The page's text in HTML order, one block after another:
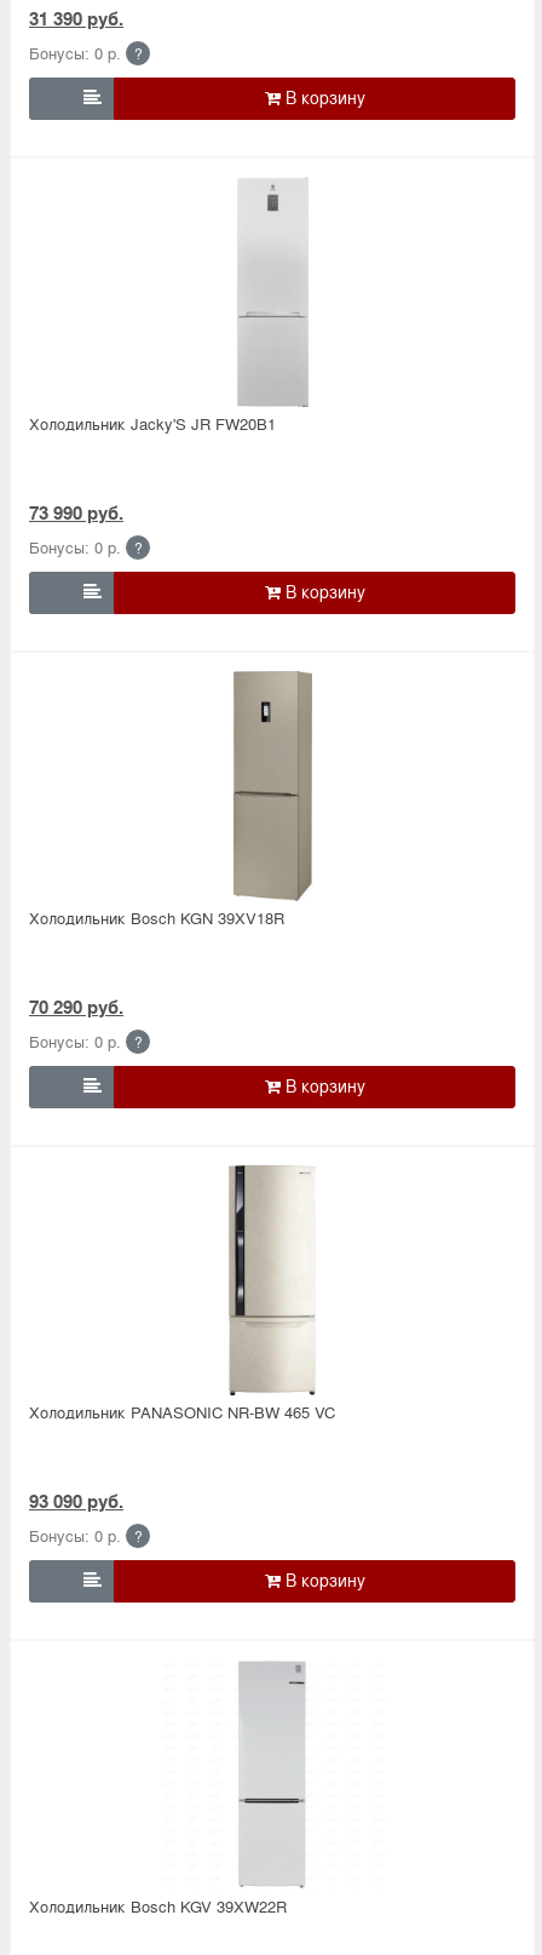
31 390 руб.
Бонусы: 0 р. ?

Холодильник Jacky'S JR FW20B1
73 990 руб.
Бонусы: 0 р. ?

Холодильник Bosсh KGN 39XV18R
70 290 руб.
Бонусы: 0 р. ?

Холодильник PANASONIC NR-BW 465 VC
93 090 руб.
Бонусы: 0 р. ?

Холодильник Bosсh KGV 39XW22R